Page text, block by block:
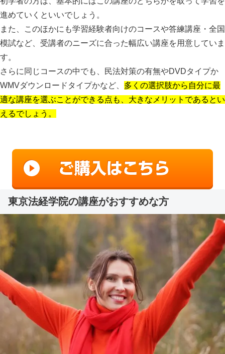
進めていくといいでしょう。
また、このほかにも学習経験者向けのコースや答練講座・全国
模試など、受講者のニーズに合った幅広い講座を用意していま
す。
さらに同じコースの中でも、民法対策の有無やDVDタイプか
WMVダウンロードタイプかなど、 多くの選択肢から自分に最
適な講座を選ぶことができる点も、大きなメリットであるとい
えるでしょう。
東京法経学院の講座がおすすめな方